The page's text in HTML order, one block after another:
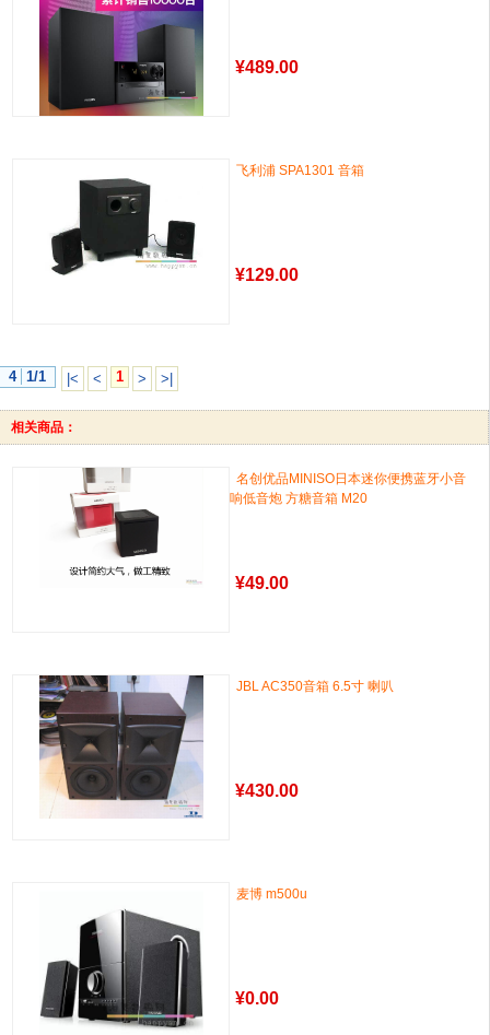
¥489.00
飞利浦 SPA1301 音箱
¥129.00
4 1/1 |< < 1 > >|
相关商品：
名创优品MINISO日本迷你便携蓝牙小音
响低音炮 方糖音箱 M20
¥49.00
JBL AC350音箱 6.5寸 喇叭
¥430.00
麦博 m500u
¥0.00